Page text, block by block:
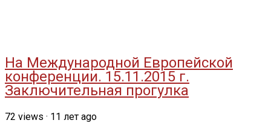
На Международной Европейской
конференции. 15.11.2015 г.
Заключительная прогулка
72 views · 11 лет ago